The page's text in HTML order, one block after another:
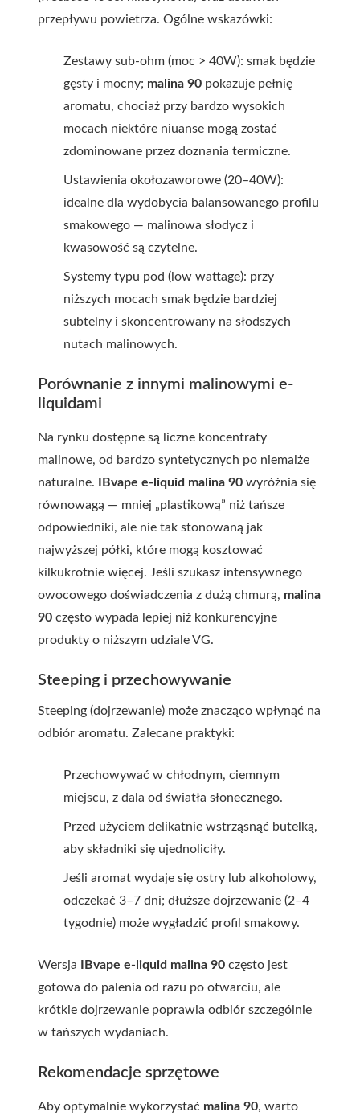
przepływu powietrza. Ogólne wskazówki:
Zestawy sub-ohm (moc > 40W): smak będzie
gęsty i mocny; malina 90 pokazuje pełnię
aromatu, chociaż przy bardzo wysokich
mocach niektóre niuanse mogą zostać
zdominowane przez doznania termiczne.
Ustawienia okołozaworowe (20–40W):
idealne dla wydobycia balansowanego profilu
smakowego — malinowa słodycz i
kwasowość są czytelne.
Systemy typu pod (low wattage): przy
niższych mocach smak będzie bardziej
subtelny i skoncentrowany na słodszych
nutach malinowych.
Porównanie z innymi malinowymi e-
liquidami
Na rynku dostępne są liczne koncentraty
malinowe, od bardzo syntetycznych po niemalże
naturalne.
IBvape e-liquid malina 90 wyróżnia się
równowagą — mniej „plastikową” niż tańsze
odpowiedniki, ale nie tak stonowaną jak
najwyższej półki, które mogą kosztować
kilkukrotnie więcej. Jeśli szukasz intensywnego
owocowego doświadczenia z dużą chmurą, malina
90 często wypada lepiej niż konkurencyjne
produkty o niższym udziale VG.
Steeping i przechowywanie
Steeping (dojrzewanie) może znacząco wpłynąć na
odbiór aromatu. Zalecane praktyki:
Przechowywać w chłodnym, ciemnym
miejscu, z dala od światła słonecznego.
Przed użyciem delikatnie wstrząsnąć butelką,
aby składniki się ujednoliciły.
Jeśli aromat wydaje się ostry lub alkoholowy,
odczekać 3–7 dni; dłuższe dojrzewanie (2–4
tygodnie) może wygładzić profil smakowy.
Wersja IBvape e-liquid malina 90 często jest
gotowa do palenia od razu po otwarciu, ale
krótkie dojrzewanie poprawia odbiór szczególnie
w tańszych wydaniach.
Rekomendacje sprzętowe
Aby optymalnie wykorzystać malina 90, warto